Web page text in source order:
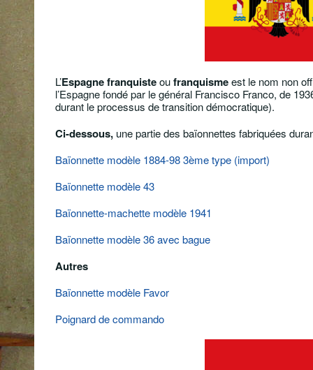
L’Espagne franquisteoufranquismeest le nom non
l’Espagne fondé par le général Francisco Franco, de
durant le processus de transition démocratique).
Ci-dessous, une partie des baïonnettes fabriquées
Baïonnette modèle 1884-98 3ème type (import)
Baïonnette modèle 43
Baïonnette-machette modèle 1941
Baïonnette modèle 36 avec bague
Autres
Baïonnette modèle Favor
Poignard de commando